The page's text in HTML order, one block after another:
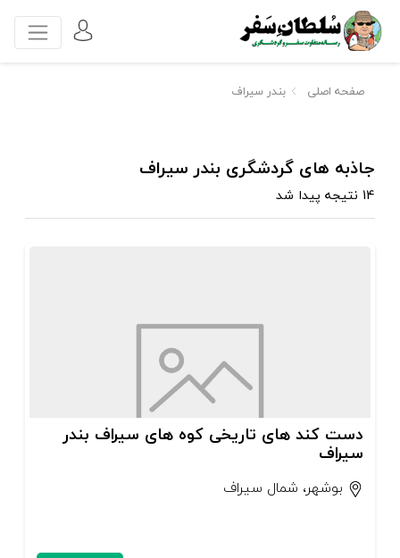
صفحه اصلی بندر سیراف
جاذبه های گردشگری بندر سیراف
14 نتیجه پیدا شد
دست کند های تاریخی کوه های سیراف بندر
سیراف
بوشهر، شمال سیراف